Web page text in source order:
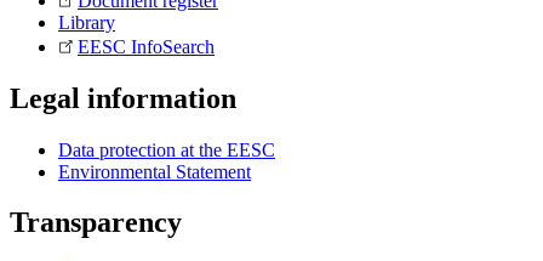
Library
EESC InfoSearch
Legal information
Data protection at the EESC
Environmental Statement
Transparency